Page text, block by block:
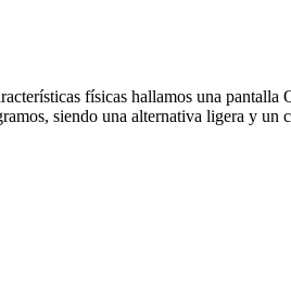
físicas hallamos una
siendo una alternativa ligera y